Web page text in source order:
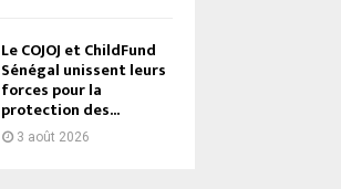
Le COJOJ et ChildFund
Sénégal unissent leurs
forces pour la
protection des...
3 août 2026